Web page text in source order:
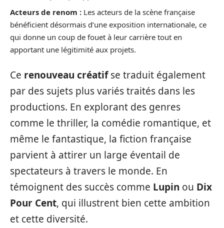
Acteurs de renom : Les acteurs de la scène française
bénéficient désormais d’une exposition internationale, ce
qui donne un coup de fouet à leur carrière tout en
apportant une légitimité aux projets.
Ce renouveau créatifse traduit également
par des sujets plus variés traités dans les
productions. En explorant des genres
comme le thriller, la comédie romantique, et
même le fantastique, la fiction française
parvient à attirer un large éventail de
spectateurs à travers le monde. En
témoignent des succès comme Lupin ou Dix
Pour Cent, qui illustrent bien cette ambition
et cette diversité.